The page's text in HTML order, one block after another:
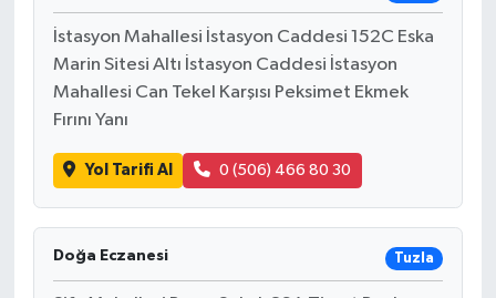
İstasyon Mahallesi İstasyon Caddesi 152C Eska
Marin Sitesi Altı İstasyon Caddesi İstasyon
Mahallesi Can Tekel Karşısı Peksimet Ekmek
Fırını Yanı
Yol Tarifi Al 0 (506) 466 80 30
Doğa Eczanesi Tuzla